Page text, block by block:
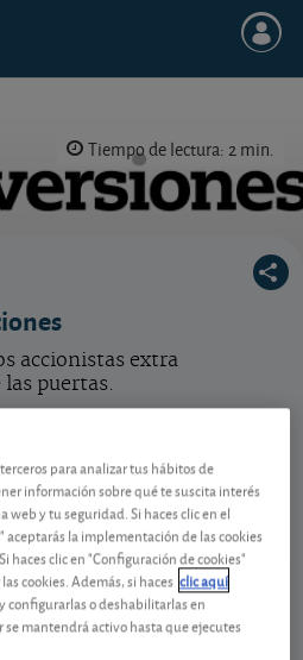
Tiempo de lectura: 2 min.
accionistas extra
puertas.
0,002 EUR (0,04 %)
Ver detalladamente
+7% en lo que va de año y
últimos 12 meses. Vea el
para analizar tus hábitos de
información sobre qué te suscita interés
y tu seguridad. Si haces clic en el
aceptarás la implementación de las cookies
haces clic en "Configuración de cookies"
cookies. Además, si haces clic aquí
configurarlas o deshabilitarlas en
mantendrá activo hasta que ejecutes